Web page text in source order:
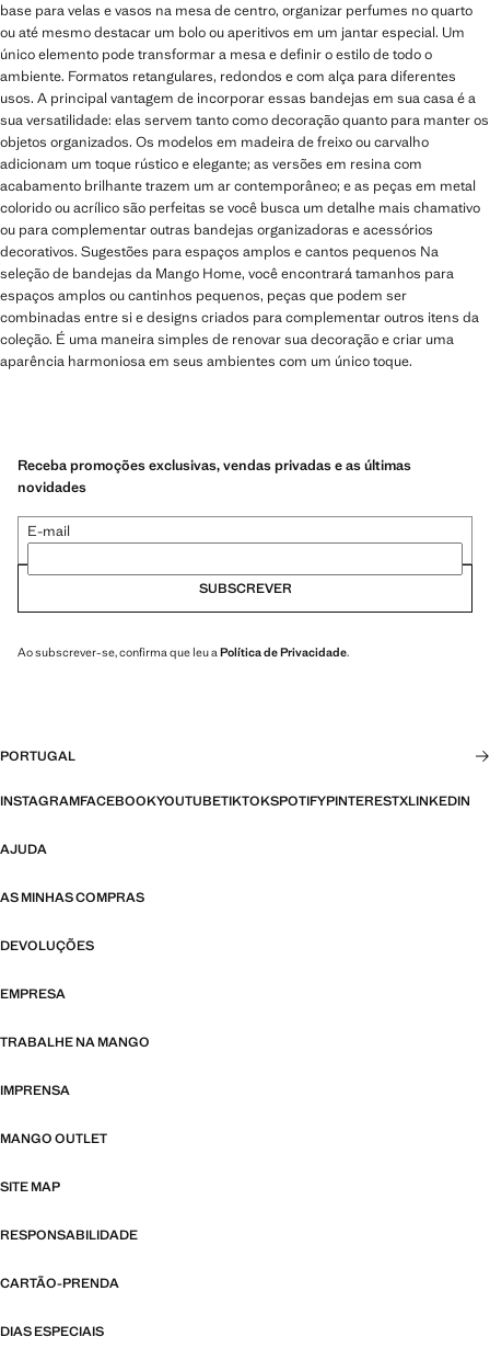
base para velas e vasos na mesa de centro, organizar perfumes no quarto
ou até mesmo destacar um bolo ou aperitivos em um jantar especial. Um
único elemento pode transformar a mesa e definir o estilo de todo o
ambiente. Formatos retangulares, redondos e com alça para diferentes
usos. A principal vantagem de incorporar essas bandejas em sua casa é a
sua versatilidade: elas servem tanto como decoração quanto para manter os
objetos organizados. Os modelos em madeira de freixo ou carvalho
adicionam um toque rústico e elegante; as versões em resina com
acabamento brilhante trazem um ar contemporâneo; e as peças em metal
colorido ou acrílico são perfeitas se você busca um detalhe mais chamativo
ou para complementar outras bandejas organizadoras e acessórios
decorativos. Sugestões para espaços amplos e cantos pequenos Na
seleção de bandejas da Mango Home, você encontrará tamanhos para
espaços amplos ou cantinhos pequenos, peças que podem ser
combinadas entre si e designs criados para complementar outros itens da
coleção. É uma maneira simples de renovar sua decoração e criar uma
aparência harmoniosa em seus ambientes com um único toque.
Receba promoções exclusivas, vendas privadas e as últimas
novidades
E-mail
SUBSCREVER
Ao subscrever-se, confirma que leu a Política de Privacidade.
PORTUGAL
INSTAGRAMFACEBOOKYOUTUBETIKTOKSPOTIFYPINTERESTXLINKEDIN
AJUDA
AS MINHAS COMPRAS
DEVOLUÇÕES
EMPRESA
TRABALHE NA MANGO
IMPRENSA
MANGO OUTLET
SITE MAP
RESPONSABILIDADE
CARTÃO-PRENDA
DIAS ESPECIAIS